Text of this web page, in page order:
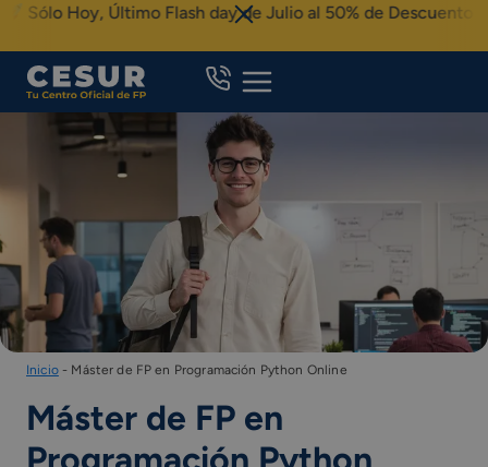
Skip
content
Hoy, Último Flash day de Julio al 50% de Descuento
Inicio- Máster de FP en Programación Python Online
Máster de FP en